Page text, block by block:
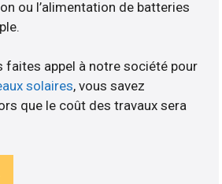
ou l’alimentation de batteries
faites appel à notre société pour
solaires, vous savez
que le coût des travaux sera